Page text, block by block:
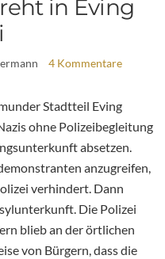
in Eving
4 Kommentare
Stadtteil Eving
ohne Polizeibegleitung
absetzen.
anzugreifen,
verhindert. Dann
Die Polizei
blieb an der örtlichen
von Bürgern, dass die